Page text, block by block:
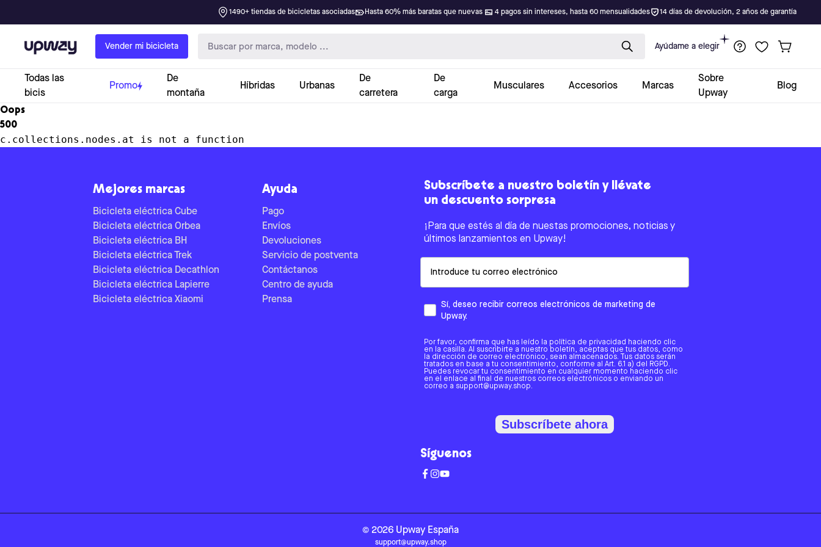
1490+ tiendas de bicicletas asociadas Hasta 60% más baratas que nuevas 4 pagos sin intereses, hasta 60 mensualidades 14 días de devolución, 2 años de garantía
Upway Vender mi bicicleta Ayúdame a elegir
Todas las
bicis
Promo
De
montaña
Híbridas Urbanas
De
carretera
De
carga
Musculares Accesorios Marcas
Sobre
Upway
Blog
Oops
500
c.collections.nodes.at is not a function
Mejores marcas
Bicicleta eléctrica Cube
Bicicleta eléctrica Orbea
Bicicleta eléctrica BH
Bicicleta eléctrica Trek
Bicicleta eléctrica Decathlon
Bicicleta eléctrica Lapierre
Bicicleta eléctrica Xiaomi
Ayuda
Pago
Envíos
Devoluciones
Servicio de postventa
Contáctanos
Centro de ayuda
Prensa
Subscríbete a nuestro boletín y llévate
un descuento sorpresa
¡Para que estés al día de nuestas promociones, noticias y
últimos lanzamientos en Upway!
Sí, deseo recibir correos electrónicos de marketing de
Upway.
Por favor, confirma que has leído la política de privacidad haciendo clic
en la casilla. Al suscribirte a nuestro boletín, aceptas que tus datos, como
la dirección de correo electrónico, sean almacenados. Tus datos serán
tratados en base a tu consentimiento, conforme al Art. 6.1 a) del RGPD.
Puedes revocar tu consentimiento en cualquier momento haciendo clic
en el enlace al final de nuestros correos electrónicos o enviando un
correo a support@upway.shop.
Subscríbete ahora
Síguenos
© 2026 Upway España
support@upway.shop